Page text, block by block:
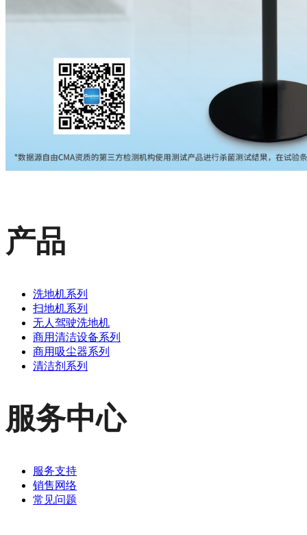
产品
洗地机系列
扫地机系列
无人驾驶洗地机
商用清洁设备系列
商用吸尘器系列
清洁剂系列
服务中心
服务支持
销售网络
常见问题